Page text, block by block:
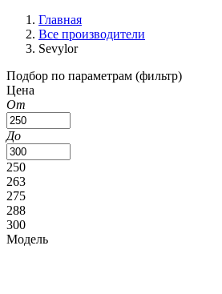
Главная
Все производители
Sevylor
Подбор по параметрам (фильтр)
Цена
От
До
250
263
275
288
300
Модель